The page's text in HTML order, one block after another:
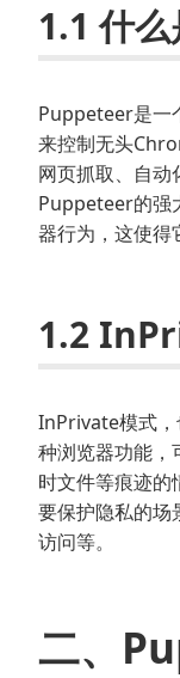
1.1 什
Puppeteer是一
来控制无头
网页抓取、自动
Puppeteer的强
器行为，这使得
1.2
InPrivate模式，
种浏览器功能，
时文件等痕迹的
要保护隐私的场
访问等。
二、